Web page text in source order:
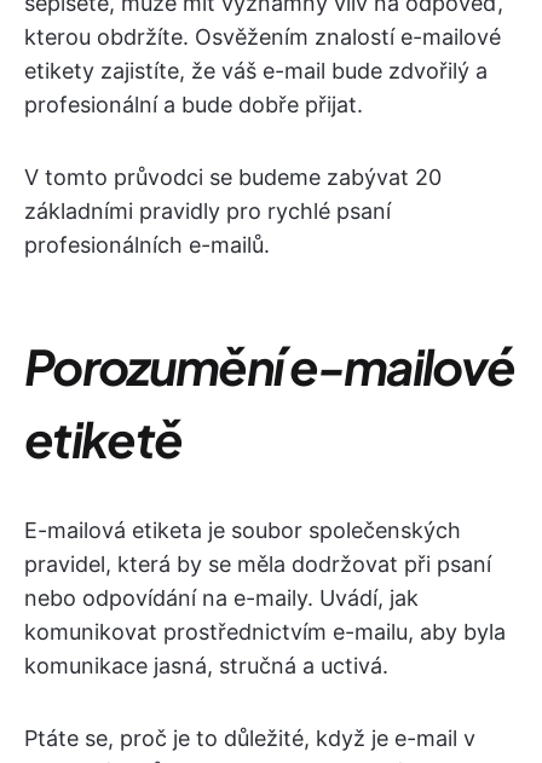
kterou obdržíte. Osvěžením znalostí e-mailové
etikety zajistíte, že váš e-mail bude zdvořilý a
profesionální a bude dobře přijat.
V tomto průvodci se budeme zabývat 20
základními pravidly pro rychlé psaní
profesionálních e-mailů.
Porozumění e-mailové
etiketě
E-mailová etiketa je soubor společenských
pravidel, která by se měla dodržovat při psaní
nebo odpovídání na e-maily. Uvádí, jak
komunikovat prostřednictvím e-mailu, aby byla
komunikace jasná, stručná a uctivá.
Ptáte se, proč je to důležité, když je e-mail v